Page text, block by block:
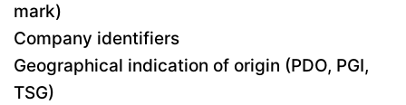
mark)
Company identifiers
Geographical indication of origin (PDO, PGI,
TSG)